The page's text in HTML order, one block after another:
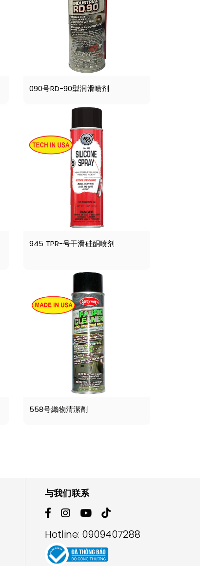
090号RD-90型润滑喷剂
945 TPR-号干滑硅酮喷剂
558号織物清潔劑
与我们联系
Hotline: 0909407288